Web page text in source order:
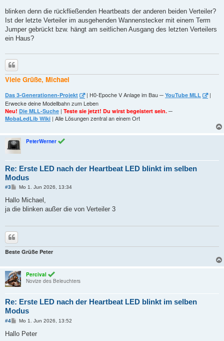
a
blinken denn die rückfließenden Heartbeats der anderen beiden Verteiler?
Ist der letzte Verteiler im ausgehenden Wannenstecker mit einem Term
Jumper gebrückt bzw. hängt am seitlichen Ausgang des letzten Verteilers
ein Haus?
Viele Grüße, Michael
Das 3-Generationen-Projekt | H0-Epoche V Anlage im Bau ─ YouTube MLL
|
Erwecke deine Modellbahn zum Leben
Neu! Die MLL-Suche | Teste sie jetzt! Du wirst begeistert sein. ─
MobaLedLib Wiki | Alle Lösungen zentral an einem Ort
PeterWerner
Re: Erste LED nach der Heartbeat LED blinkt im selben
Modus
#3
B
i
r
Mo 1. Jun 2026, 13:34
Hallo Michael,
ja die blinken außer die von Verteiler 3
Beste Grüße Peter
Percival
Novize des Beleuchters
Re: Erste LED nach der Heartbeat LED blinkt im selben
Modus
#4
B
i
Mo 1. Jun 2026, 13:52
Hallo Peter